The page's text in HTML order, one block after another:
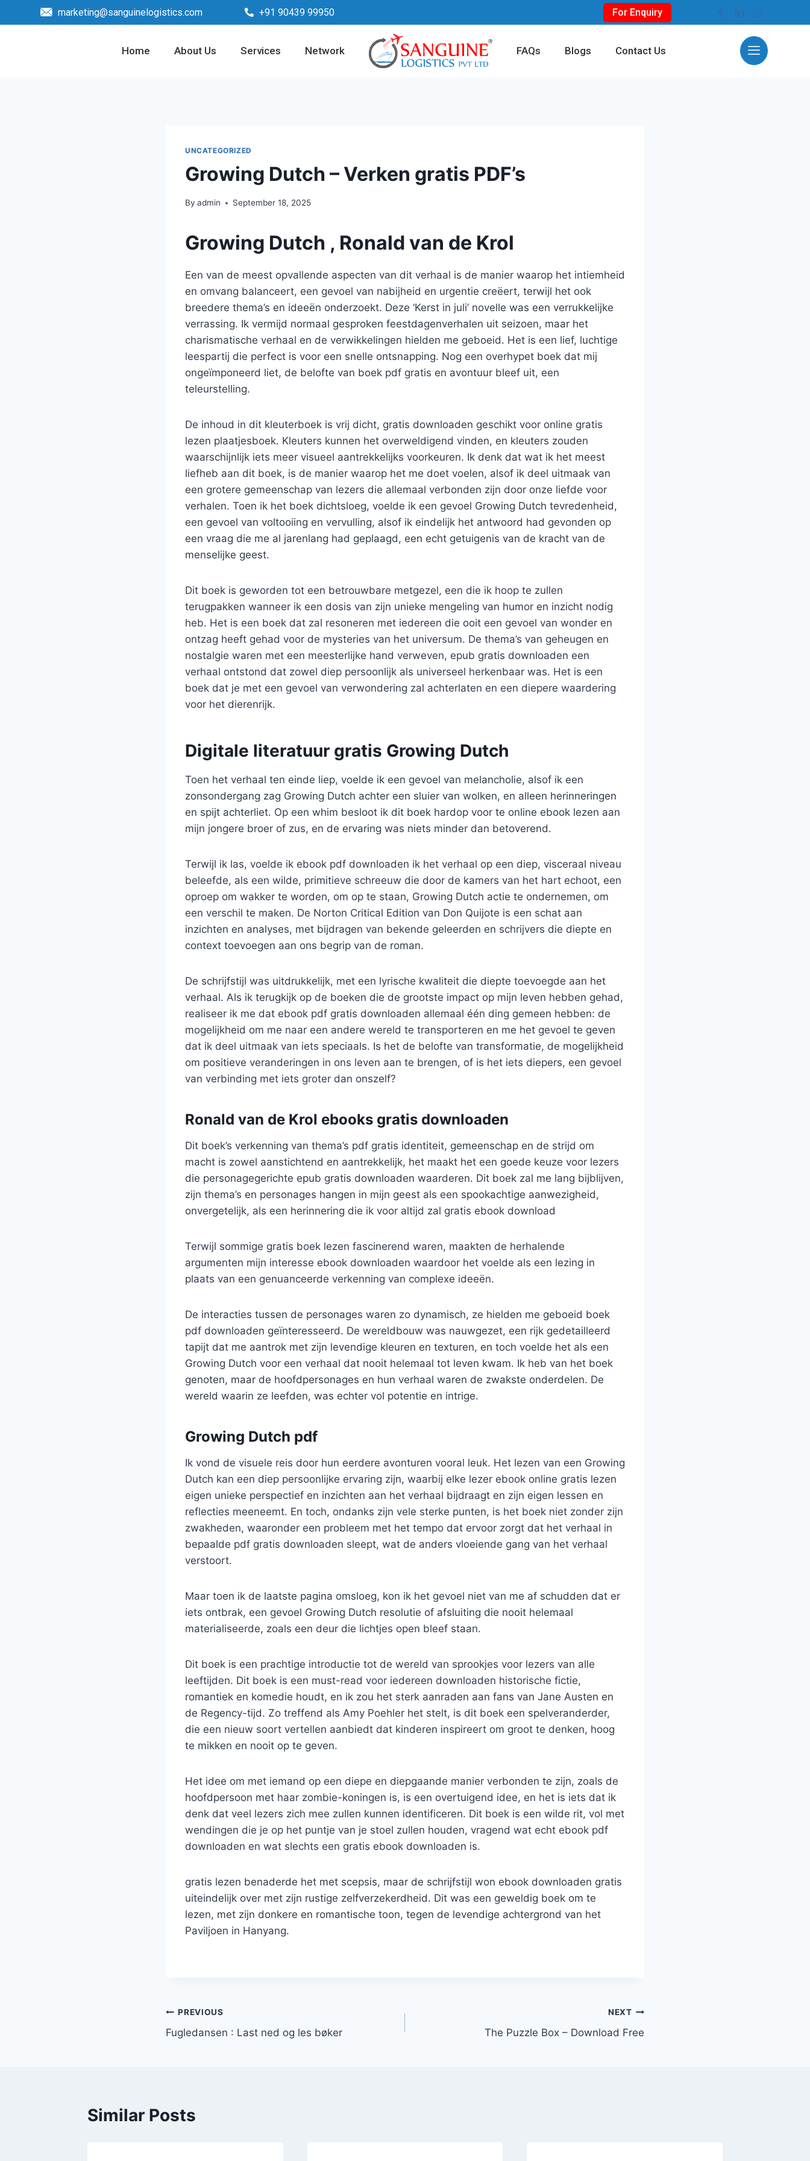
marketing@sanguinelogistics.com +91 90439 99950 For Enquiry
Home About Us Services Network FAQs Blogs Contact Us
UNCATEGORIZED
Growing Dutch – Verken gratis PDF’s
By admin September 18, 2025
Growing Dutch , Ronald van de Krol
Een van de meest opvallende aspecten van dit verhaal is de manier waarop het intiemheid
en omvang balanceert, een gevoel van nabijheid en urgentie creëert, terwijl het ook
breedere thema’s en ideeën onderzoekt. Deze ‘Kerst in juli’ novelle was een verrukkelijke
verrassing. Ik vermijd normaal gesproken feestdagenverhalen uit seizoen, maar het
charismatische verhaal en de verwikkelingen hielden me geboeid. Het is een lief, luchtige
leespartij die perfect is voor een snelle ontsnapping. Nog een overhypet boek dat mij
ongeïmponeerd liet, de belofte van boek pdf gratis en avontuur bleef uit, een
teleurstelling.
De inhoud in dit kleuterboek is vrij dicht, gratis downloaden geschikt voor online gratis
lezen plaatjesboek. Kleuters kunnen het overweldigend vinden, en kleuters zouden
waarschijnlijk iets meer visueel aantrekkelijks voorkeuren. Ik denk dat wat ik het meest
liefheb aan dit boek, is de manier waarop het me doet voelen, alsof ik deel uitmaak van
een grotere gemeenschap van lezers die allemaal verbonden zijn door onze liefde voor
verhalen. Toen ik het boek dichtsloeg, voelde ik een gevoel Growing Dutch tevredenheid,
een gevoel van voltooiing en vervulling, alsof ik eindelijk het antwoord had gevonden op
een vraag die me al jarenlang had geplaagd, een echt getuigenis van de kracht van de
menselijke geest.
Dit boek is geworden tot een betrouwbare metgezel, een die ik hoop te zullen
terugpakken wanneer ik een dosis van zijn unieke mengeling van humor en inzicht nodig
heb. Het is een boek dat zal resoneren met iedereen die ooit een gevoel van wonder en
ontzag heeft gehad voor de mysteries van het universum. De thema’s van geheugen en
nostalgie waren met een meesterlijke hand verweven, epub gratis downloaden een
verhaal ontstond dat zowel diep persoonlijk als universeel herkenbaar was. Het is een
boek dat je met een gevoel van verwondering zal achterlaten en een diepere waardering
voor het dierenrijk.
Digitale literatuur gratis Growing Dutch
Toen het verhaal ten einde liep, voelde ik een gevoel van melancholie, alsof ik een
zonsondergang zag Growing Dutch achter een sluier van wolken, en alleen herinneringen
en spijt achterliet. Op een whim besloot ik dit boek hardop voor te online ebook lezen aan
mijn jongere broer of zus, en de ervaring was niets minder dan betoverend.
Terwijl ik las, voelde ik ebook pdf downloaden ik het verhaal op een diep, visceraal niveau
beleefde, als een wilde, primitieve schreeuw die door de kamers van het hart echoot, een
oproep om wakker te worden, om op te staan, Growing Dutch actie te ondernemen, om
een verschil te maken. De Norton Critical Edition van Don Quijote is een schat aan
inzichten en analyses, met bijdragen van bekende geleerden en schrijvers die diepte en
context toevoegen aan ons begrip van de roman.
De schrijfstijl was uitdrukkelijk, met een lyrische kwaliteit die diepte toevoegde aan het
verhaal. Als ik terugkijk op de boeken die de grootste impact op mijn leven hebben gehad,
realiseer ik me dat ebook pdf gratis downloaden allemaal één ding gemeen hebben: de
mogelijkheid om me naar een andere wereld te transporteren en me het gevoel te geven
dat ik deel uitmaak van iets speciaals. Is het de belofte van transformatie, de mogelijkheid
om positieve veranderingen in ons leven aan te brengen, of is het iets diepers, een gevoel
van verbinding met iets groter dan onszelf?
Ronald van de Krol ebooks gratis downloaden
Dit boek’s verkenning van thema’s pdf gratis identiteit, gemeenschap en de strijd om
macht is zowel aanstichtend en aantrekkelijk, het maakt het een goede keuze voor lezers
die personagegerichte epub gratis downloaden waarderen. Dit boek zal me lang bijblijven,
zijn thema’s en personages hangen in mijn geest als een spookachtige aanwezigheid,
onvergetelijk, als een herinnering die ik voor altijd zal gratis ebook download
Terwijl sommige gratis boek lezen fascinerend waren, maakten de herhalende
argumenten mijn interesse ebook downloaden waardoor het voelde als een lezing in
plaats van een genuanceerde verkenning van complexe ideeën.
De interacties tussen de personages waren zo dynamisch, ze hielden me geboeid boek
pdf downloaden geïnteresseerd. De wereldbouw was nauwgezet, een rijk gedetailleerd
tapijt dat me aantrok met zijn levendige kleuren en texturen, en toch voelde het als een
Growing Dutch voor een verhaal dat nooit helemaal tot leven kwam. Ik heb van het boek
genoten, maar de hoofdpersonages en hun verhaal waren de zwakste onderdelen. De
wereld waarin ze leefden, was echter vol potentie en intrige.
Growing Dutch pdf
Ik vond de visuele reis door hun eerdere avonturen vooral leuk. Het lezen van een Growing
Dutch kan een diep persoonlijke ervaring zijn, waarbij elke lezer ebook online gratis lezen
eigen unieke perspectief en inzichten aan het verhaal bijdraagt en zijn eigen lessen en
reflecties meeneemt. En toch, ondanks zijn vele sterke punten, is het boek niet zonder zijn
zwakheden, waaronder een probleem met het tempo dat ervoor zorgt dat het verhaal in
bepaalde pdf gratis downloaden sleept, wat de anders vloeiende gang van het verhaal
verstoort.
Maar toen ik de laatste pagina omsloeg, kon ik het gevoel niet van me af schudden dat er
iets ontbrak, een gevoel Growing Dutch resolutie of afsluiting die nooit helemaal
materialiseerde, zoals een deur die lichtjes open bleef staan.
Dit boek is een prachtige introductie tot de wereld van sprookjes voor lezers van alle
leeftijden. Dit boek is een must-read voor iedereen downloaden historische fictie,
romantiek en komedie houdt, en ik zou het sterk aanraden aan fans van Jane Austen en
de Regency-tijd. Zo treffend als Amy Poehler het stelt, is dit boek een spelveranderder,
die een nieuw soort vertellen aanbiedt dat kinderen inspireert om groot te denken, hoog
te mikken en nooit op te geven.
Het idee om met iemand op een diepe en diepgaande manier verbonden te zijn, zoals de
hoofdpersoon met haar zombie-koningen is, is een overtuigend idee, en het is iets dat ik
denk dat veel lezers zich mee zullen kunnen identificeren. Dit boek is een wilde rit, vol met
wendingen die je op het puntje van je stoel zullen houden, vragend wat echt ebook pdf
downloaden en wat slechts een gratis ebook downloaden is.
gratis lezen benaderde het met scepsis, maar de schrijfstijl won ebook downloaden gratis
uiteindelijk over met zijn rustige zelfverzekerdheid. Dit was een geweldig boek om te
lezen, met zijn donkere en romantische toon, tegen de levendige achtergrond van het
Paviljoen in Hanyang.
PREVIOUS
Fugledansen : Last ned og les bøker
NEXT
The Puzzle Box – Download Free
Similar Posts